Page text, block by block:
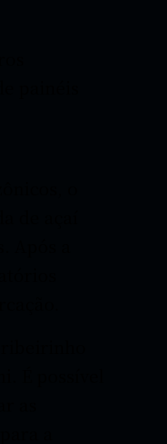
painéis
o
de açaí
a
É possível
as
a